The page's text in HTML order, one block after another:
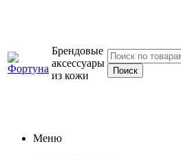
Брендовые
аксессуары
из кожи
Меню